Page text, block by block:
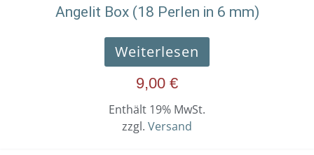
Angelit Box (18 Perlen in 6 mm)
Weiterlesen
9,00 €
Enthält 19% MwSt.
zzgl. Versand